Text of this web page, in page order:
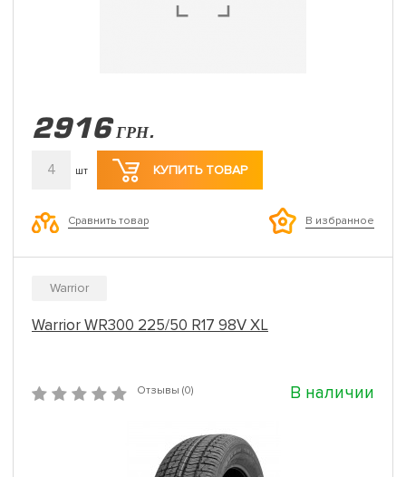
2916 ГРН.
4 шт КУПИТЬ ТОВАР
Сравнить товар В избранное
Warrior
Warrior WR300 225/50 R17 98V XL
Отзывы (0) В наличии